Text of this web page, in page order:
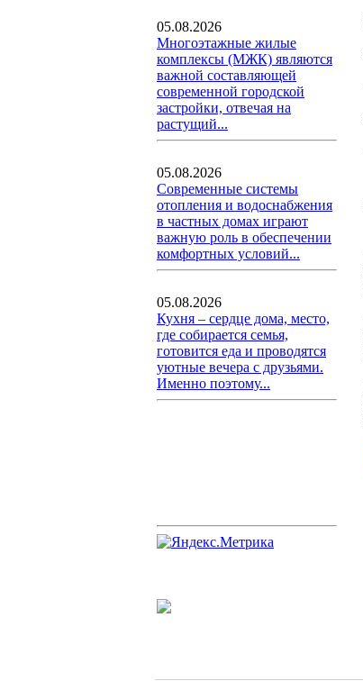
05.08.2026
Многоэтажные жилые
комплексы (МЖК) являются
важной составляющей
современной городской
застройки, отвечая на
растущий...
05.08.2026
Современные системы
отопления и водоснабжения
в частных домах играют
важную роль в обеспечении
комфортных условий...
05.08.2026
Кухня – сердце дома, место,
где собирается семья,
готовится еда и проводятся
уютные вечера с друзьями.
Именно поэтому...